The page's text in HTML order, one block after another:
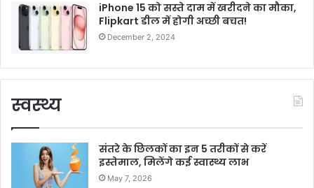
iPhone 15 को सस्ते दाम में खरीदने का मौका,
Flipkart डील में होगी अच्छी बचत!
December 2, 2024
स्वस्थ्य
संतरे के छिलकों का इन 5 तरीकों से करें
इस्तेमाल, मिलेंगे कई स्वास्थ्य लाभ
May 7, 2026